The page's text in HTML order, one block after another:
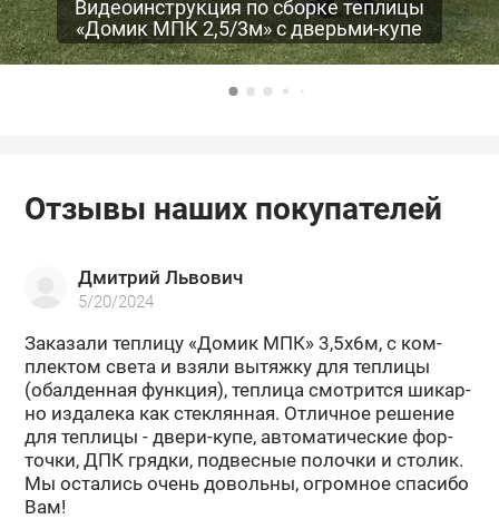
Видеоинструкция по сборке теплицы
«Домик МПК 2,5/3м» с дверьми-купе
Отзывы наших покупателей
Дмитрий Львович
5/20/2024
За­ка­за­ли теп­ли­цу «Домик МПК» 3,5х6м, с ком­
плек­том света и взяли вы­тяж­ку для теп­ли­цы
(обал­ден­ная функ­ция), теп­ли­ца смот­рит­ся ши­кар­
но из­да­ле­ка как стек­лян­ная. От­лич­ное ре­ше­ние
для теп­ли­цы - двери-​купе, ав­то­ма­ти­че­ские фор­
точ­ки, ДПК гряд­ки, под­вес­ные по­лоч­ки и сто­лик.
Мы оста­лись очень до­воль­ны, огром­ное спа­си­бо
Вам!